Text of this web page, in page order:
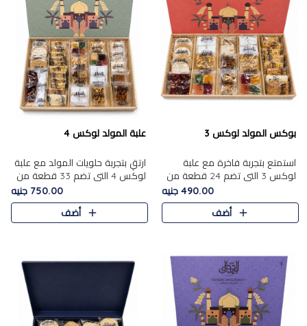
بوكس المولد لوكس 3
استمتع بتجربة فاخرة مع علبة
لوكس 3 التي تضم 24 قطعة من
أشهر حلويات المولد الشرقية
المختارة بعناية. تحتوي التشكيلة
على الجزرية بالفول، والملب..
490.00 جنيه
أضف
علبة المولد لوكس 4
ارتقِ بتجربة حلويات المولد مع علبة
لوكس 4 التي تضم 33 قطعة من
تشكيلة فاخرة ومتنوعة من أشهر
الأصناف الشرقية. تحتوي العلبة على
الجزرية بالفول،..
750.00 جنيه
أضف